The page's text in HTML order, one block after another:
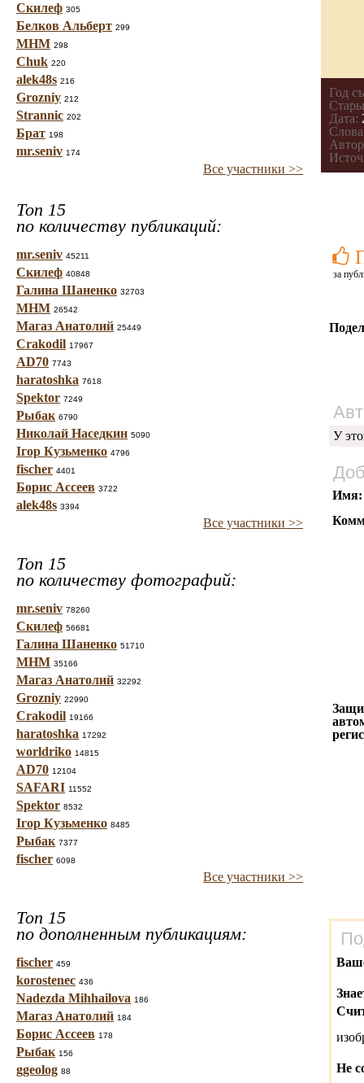
Скилеф 305
Белков Альберт 299
МНМ 298
Chuk 220
alek48s 216
Grozniy 212
Strannic 202
Брат 198
mr.seniv 174
Все участники >>
Топ 15
по количеству публикаций:
mr.seniv 45211
Скилеф 40848
Галина Шаненко 32703
МНМ 26542
Магаз Анатолий 25449
Crakodil 17967
AD70 7743
haratoshka 7618
Spektor 7249
Рыбак 6790
Николай Наседкин 5090
Ігор Кузьменко 4796
fischer 4401
Борис Ассеев 3722
alek48s 3394
Все участники >>
Топ 15
по количеству фотографий:
mr.seniv 78260
Скилеф 56681
Галина Шаненко 51710
МНМ 35166
Магаз Анатолий 32292
Grozniy 22990
Crakodil 19166
haratoshka 17292
worldriko 14815
AD70 12104
SAFARI 11552
Spektor 8532
Ігор Кузьменко 8485
Рыбак 7377
fischer 6098
Все участники >>
Топ 15
по дополненным публикациям:
fischer 459
korostenec 436
Nadezda Mihhailova 186
Магаз Анатолий 184
Борис Ассеев 178
Рыбак 156
ggeolog 88
Год
Дата:
за
У
Имя:
Не